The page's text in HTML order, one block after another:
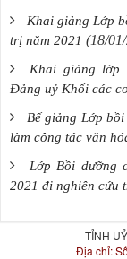
Khai giảng Lớp
trị năm 2021 (18/
Khai giảng lớp
Đảng uỷ Khối các
Bế giảng Lớp
làm công tác văn
Lớp Bồi dưỡng
2021 đi nghiên cứu
TỈNH
Địa chỉ: